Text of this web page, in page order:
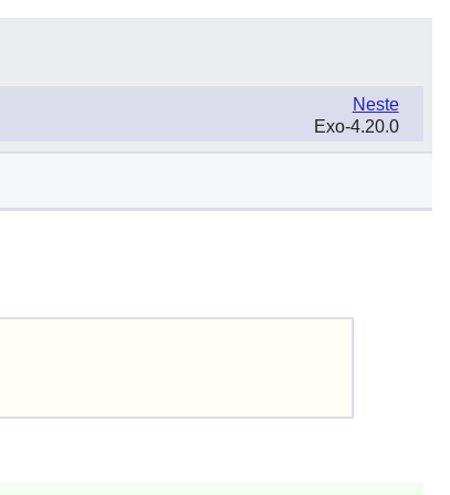
Neste
Exo-4.20.0